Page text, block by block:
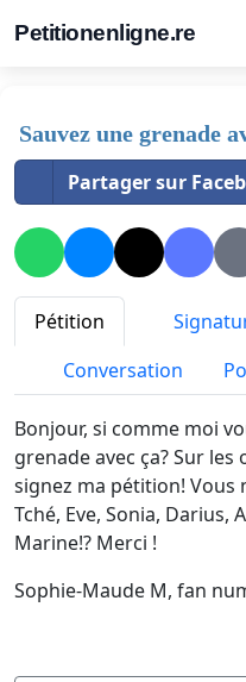
Petitionenligne.re
Sauvez une grenade
Partager sur
Pétition
Conversation
Bonjour, si comme moi
grenade avec ça? Sur
signez ma pétition! Vous
Tché, Eve, Sonia, Darius,
Marine!? Merci !
Sophie-Maude M, fan